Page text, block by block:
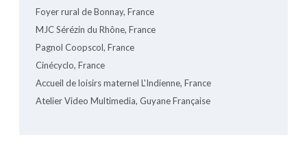
Foyer rural de Bonnay, France
MJC Sérézin du Rhône, France
Pagnol Coopscol, France
Cinécyclo, France
Accueil de loisirs maternel L'Indienne, France
Atelier Video Multimedia, Guyane Française